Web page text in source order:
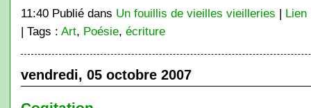
11:40 Publié dans Un fouillis de vieilles vieilleries | Lien
| Tags : Art, Poésie, écriture
vendredi, 05 octobre 2007